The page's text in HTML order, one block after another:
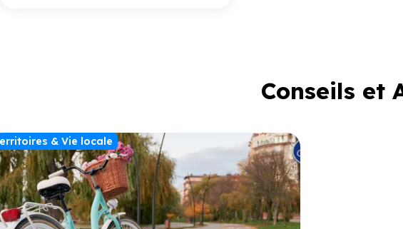
Conseils et
& Vie locale